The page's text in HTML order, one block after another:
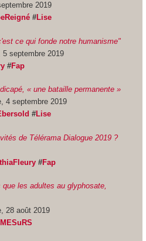
2019
#Lise
ce qui fonde notre humanisme"
septembre 2019
#Fap
« une bataille permanente »
4 septembre 2019
#Lise
de Télérama Dialogue 2019 ?
#Fap
les adultes au glyphosate,
28 août 2019
MESuRS